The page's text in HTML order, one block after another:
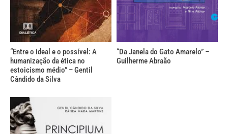
“Entre o ideal e o possível: A
humanização da ética no
estoicismo médio” – Gentil
Cândido da Silva
“Da Janela do Gato Amarelo” –
Guilherme Abraão